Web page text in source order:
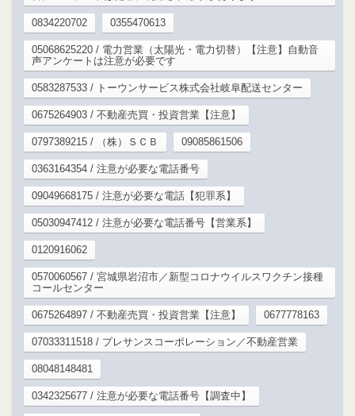
0834220702 0355470613
05068625220 / 電力営業（太陽光・電力切替）【注意】自動音
声アンケートは注意が必要です
0583287533 / トーウンサービス株式会社岐阜配送センター
0675264903 / 不動産売買・投資営業【注意】
0797389215 / （株）ＳＣＢ 09085861506
0363164354 / 注意が必要な電話番号
09049668175 / 注意が必要な電話【犯罪系】
05030947412 / 注意が必要な電話番号【営業系】
0120916062
0570060567 / 宮城県岩沼市／新型コロナウイルスワクチン接種
コールセンター
0675264897 / 不動産売買・投資営業【注意】 0677778163
07033311518 / プレサンスコーポレーション／不動産営業
08048148481
0342325677 / 注意が必要な電話番号【調査中】